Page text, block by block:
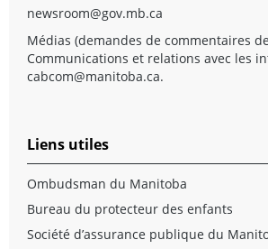
newsroom@gov.mb.ca
Médias (demandes de commentaires
Communications et relations avec les
cabcom@manitoba.ca.
Liens utiles
Ombudsman du Manitoba
Bureau du protecteur des enfants
Société d’assurance publique du